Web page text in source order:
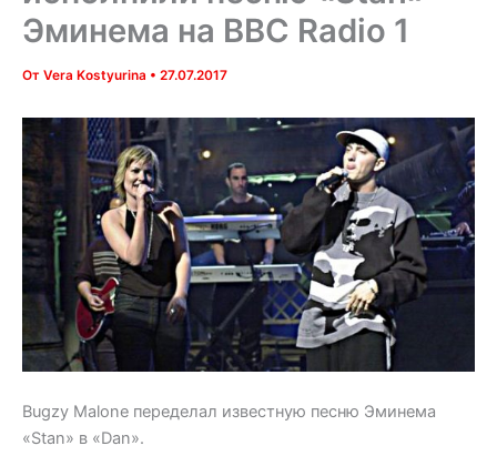
Эминема на BBC Radio 1
От Vera Kostyurina • 27.07.2017
Bugzy Malone переделал известную песню Эминема
«Stan» в «Dan».